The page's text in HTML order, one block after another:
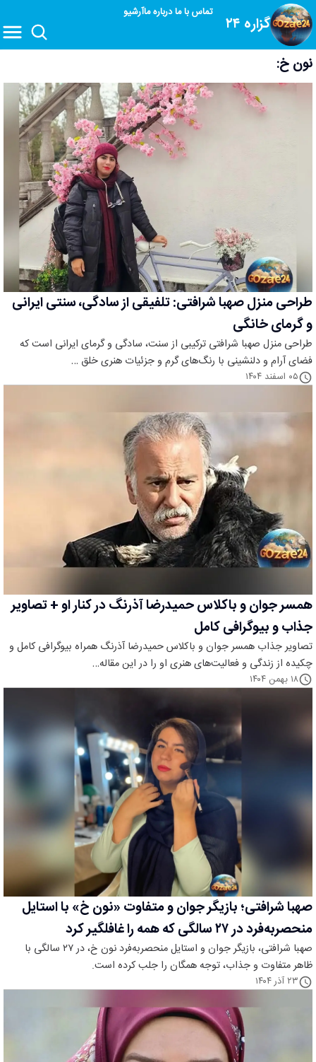
گزاره ۲۴
تماس با مادرباره ماآرشیو
نون خ:
طراحی منزل صهبا شرافتی: تلفیقی از سادگی، سنتی ایرانی
و گرمای خانگی
طراحی منزل صهبا شرافتی ترکیبی از سنت، سادگی و گرمای ایرانی است که
فضای آرام و دلنشینی با رنگ‌های گرم و جزئیات هنری خلق …
۰۵ اسفند ۱۴۰۴
همسر جوان و باکلاس حمیدرضا آذرنگ در کنار او + تصاویر
جذاب و بیوگرافی کامل
تصاویر جذاب همسر جوان و باکلاس حمیدرضا آذرنگ همراه بیوگرافی کامل و
چکیده از زندگی و فعالیت‌های هنری او را در این مقاله…
۱۸ بهمن ۱۴۰۴
صهبا شرافتی؛ بازیگر جوان و متفاوت «نون خ» با استایل
منحصربه‌فرد در ۲۷ سالگی که همه را غافلگیر کرد
صهبا شرافتی، بازیگر جوان و استایل منحصربه‌فرد نون خ، در ۲۷ سالگی با
ظاهر متفاوت و جذاب، توجه همگان را جلب کرده است.
۲۳ آذر ۱۴۰۴